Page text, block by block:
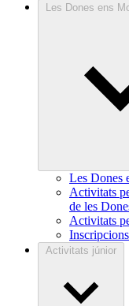
Les Dones ens
Les Dones
Activitats
de les
Activitats
Inscripcions
Activitats júnior